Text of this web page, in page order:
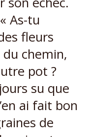
As-tu
fleurs
chemin,
pot ?
su que
ai fait bon
de